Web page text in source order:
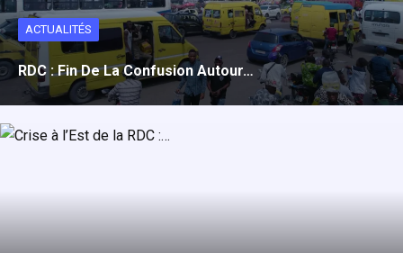
ACTUALITÉS
RDC : Fin De La Confusion Autour…